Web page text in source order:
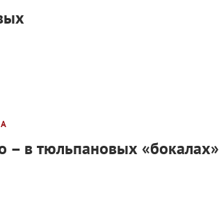
– в тюльпановых «бокалах»